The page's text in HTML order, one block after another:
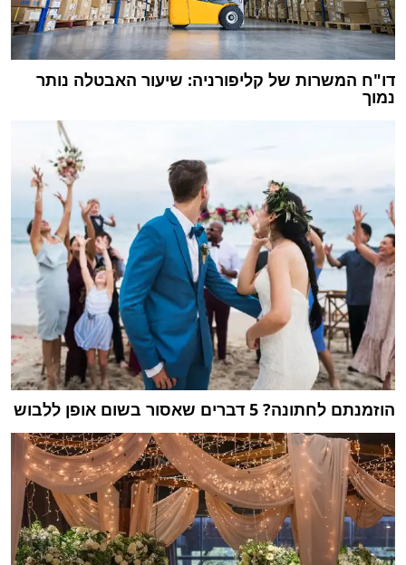
דו"ח המשרות של קליפורניה: שיעור האבטלה נותר
נמוך
הוזמנתם לחתונה? 5 דברים שאסור בשום אופן ללבוש